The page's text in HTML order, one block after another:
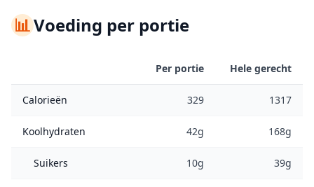
📊Voeding per portie
Per portie Hele gerecht
Calorieën 329 1317
Koolhydraten 42g 168g
Suikers 10g 39g